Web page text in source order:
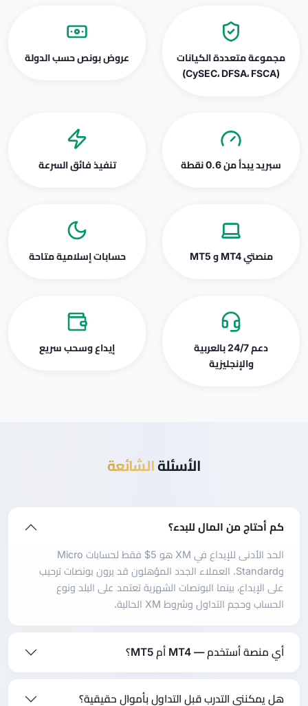
مجموعة متعددة الكيانات
(CySEC، DFSA، FSCA)
عروض بونص حسب الدولة
سبريد يبدأ من 0.6 نقطة تنفيذ فائق السرعة
منصتي MT4 و MT5 حسابات إسلامية متاحة
دعم 24/7 بالعربية
والإنجليزية
إيداع وسحب سريع
الأسئلة الشائعة
كم أحتاج من المال للبدء؟
الحد الأدنى للإيداع في XM هو 5$ فقط لحسابات Micro
وStandard. العملاء الجدد المؤهلون قد يرون بونصات ترحيب
على الإيداع، بينما البونصات الشهرية تعتمد على البلد ونوع
الحساب وحجم التداول وشروط XM الحالية.
أي منصة أستخدم — MT4 أم MT5؟
هل يمكنني التدرب قبل التداول بأموال حقيقية؟